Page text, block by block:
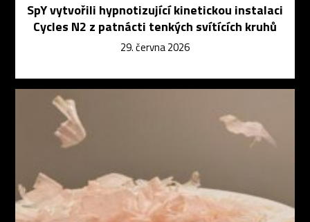
SpY vytvořili hypnotizující kinetickou instalaci
Cycles N2 z patnácti tenkých svítících kruhů
29. června 2026